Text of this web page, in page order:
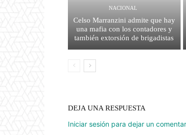
NACIONAL
Celso Marranzini admite que hay
una mafia con los contadores y
también extorsión de brigadistas
DEJA UNA RESPUESTA
Iniciar sesión para dejar un